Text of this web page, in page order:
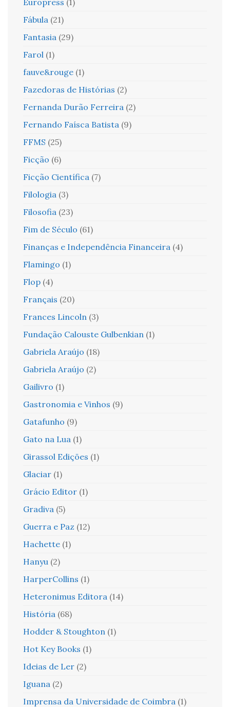
Fábula (21)
Fantasia (29)
Farol (1)
fauve&rouge (1)
Fazedoras de Histórias (2)
Fernanda Durão Ferreira (2)
Fernando Faísca Batista (9)
FFMS (25)
Ficção (6)
Ficção Científica (7)
Filologia (3)
Filosofia (23)
Fim de Século (61)
Finanças e Independência Financeira (4)
Flamingo (1)
Flop (4)
Français (20)
Frances Lincoln (3)
Fundação Calouste Gulbenkian (1)
Gabriela Araújo (18)
Gabriela Araújo (2)
Gailivro (1)
Gastronomia e Vinhos (9)
Gatafunho (9)
Gato na Lua (1)
Girassol Edições (1)
Glaciar (1)
Grácio Editor (1)
Gradiva (5)
Guerra e Paz (12)
Hachette (1)
Hanyu (2)
HarperCollins (1)
Heteronimus Editora (14)
História (68)
Hodder & Stoughton (1)
Hot Key Books (1)
Ideias de Ler (2)
Iguana (2)
Imprensa da Universidade de Coimbra (1)